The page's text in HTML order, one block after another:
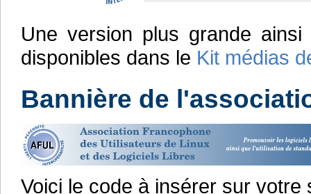
Une version plus grande
disponibles dans le Kit médias
Bannière de
Voici le code à insérer sur votre